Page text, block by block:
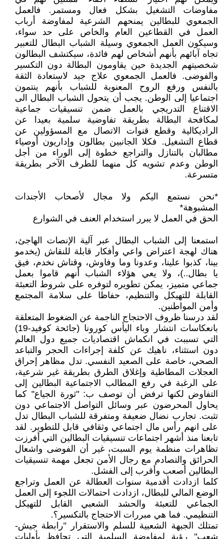
مفاوضات التشغيل بشكل فعال ومستمر. فالعمل
الجمعوي للبطالين يمنحهم الشرعية لمفاوضة أرباب
العمل في القطاعين العام والخاص على حد سواء،
وسيكون العمل الجمعوي وسيلة الشباب البطال للتعبير
تجاه آبائهم بأنهم أشخاص لهم فائدة، سيكتشف البطالون
شخصيتهم الجديدة حين يقاومون البطالة دون التكسير
والفوضى. فالعمل الجمعوي علاج جيد لاستعادة الثقة
بالنفس ورفع الروح المعنوية للشباب بأنهم ينتمون
اجتماعيا إلى الوطن. يجب أن يتحول الشباب البطال الى
الاقتناع التدريجي بالعمل ضمن تنسيقيات جماعية
لمكافحة البطالة بطريقة تفاوضية سلمية بعيدا عن
الراديكالية وقطع قنوات الاتصال مع المسؤولين عن
قطاع التشغيل. فكلا الجانبين بطالون وإداريون أوصياء
مطالبان بالتنازل والتراجع خطوة إلى الوراء من أجل
الوطن وعدم تشويه كل منهما للطرف الآخر بطريقة
متسرعة.
*نحن نستمع اليكم ولا مجال لأصحاب الأجندات
المشبوهة*
الحق في العمل لا يبرر استخدام العنف في الشوارع
استمعنا إلى الشباب البطال عبر آلية الإنصات الهاجئ،
هناك لهجة اعتراض واعي وأفكار قابلة للنقاش (يخدمو
بينا، كذبوا علينا، وعدونا وما وفاوش، وقتاش نخدم، فيق
يا بطال..)، ولا يعي هؤلاء الشباب أنهم قاموا بعمل
جماعي متميز، يمكن تطويره لتوفره على شروط التعبئة
القابلة للتهيكل والتنظيم، حفاظا على سلامة المجتمع
وأمن المواطنين.
لقد درسنا ظروف الاحتجاج الناجمة عن الضغوط المتعلقة
بانعكاسات انتشار وباء اليأس كورونا (جائحة كوفيد-19)
التي تسببت في انكماش اقتصاديات جميع دول العالم
دون استثناء، ناهيك عن كلفة إجراءات الحجر والتباعد
الصحي، خاصة على الصعيد النفسي. تدل مظاهر إحراق
العجلات المطاطية وإغلاق الطرق بطريقة غير شرعية،
على الرغبة في رفع المطالب الاجتماعية البطالين إلى
التفاوض لكنها ترفض أن توصف ب: "ثورة الجياع" كما
يحاول المحرضون عبر وسائل التواصل الاجتماعي دون
تثبت. تجارب نضال ضعيفة ومتفرقة للشباب البطال تدل
على انهم رأس مال اجتماعي وثقافي قابل للتطوير. لقد
تابعنا منذ أشهر اجتماعات تنسيقيات البطالين التي أفرزت
تظاهرات منظمة يوم السبت، غير أن الفوضى واشعال
الحرائق والتصادم مع رجال الأمن تجعل مهمة تنسيقيات
البطالين أصعب وأقرب إلى الفشل.
كلما ازدادت أقدمية سنوات العطالة عن العمل وتراجع
الوضع المالي للبطال، ازدادت احتمالات اللجوء إلى العمل
الجماعي للتعبئة والحشد الشعبي القابل للتهيكل
التنظيمي. فما هي مبررات الاحتجاج بالتكسير؟.
تمتلك الجبهة الشعبية للسلم والاستقرار "رابطة جيش-
شعب" رؤية لمفاوضة السلمية التي تحافظ بأوليات